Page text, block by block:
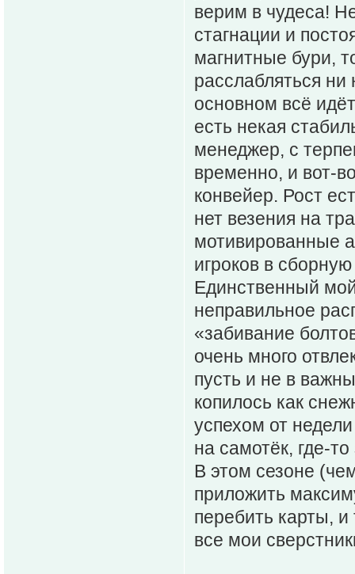
верим в чудеса!
стагнации и
магнитные бури,
расслабляться ни
основном всё
есть некая
менеджер, с
временно, и вот-
конвейер. Рост
нет везения на
мотивированные
игроков в
Единственный
неправильное
«забивание
очень много
пусть и не в
копилось как
успехом от
на самотёк, где-
В этом сезоне
приложить
перебить карты, и
все мои